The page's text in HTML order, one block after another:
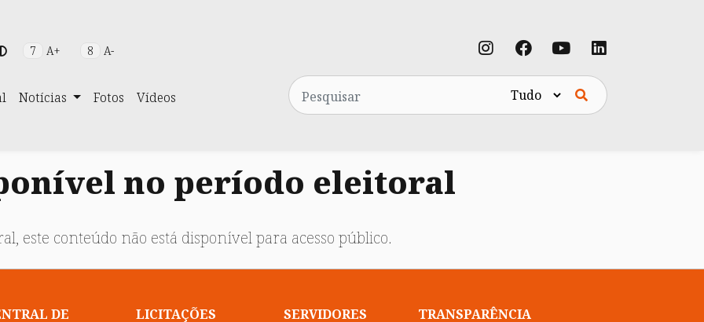
7 A+ 8 A-
Notícias Fotos Vídeos
Pesquisa
no período eleitoral
este conteúdo não está disponível para acesso público.
DE
LICITAÇÕES SERVIDORES TRANSPARÊNCIA